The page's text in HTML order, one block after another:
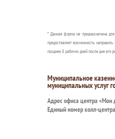
* Данная форма не предназначена
предоставляет возможность
позднее 8 рабочих дней после дня его
Муниципальное
муниципальных услуг
Адрес офиса центра «Мои
Единый номер колл-